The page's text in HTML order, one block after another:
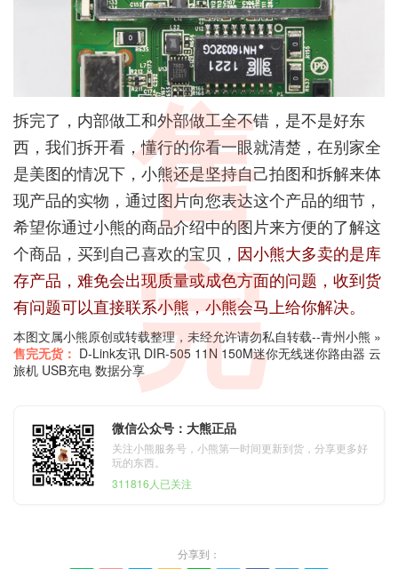
拆完了，内部做工和外部做工全不错，是不是好东
西，我们拆开看，懂行的你看一眼就清楚，在别家全
是美图的情况下，小熊还是坚持自己拍图和拆解来体
现产品的实物，通过图片向您表达这个产品的细节，
希望你通过小熊的商品介绍中的图片来方便的了解这
个商品，买到自己喜欢的宝贝， 因小熊大多卖的是库
存产品，难免会出现质量或成色方面的问题，收到货
有问题可以直接联系小熊，小熊会马上给你解决。
本图文属小熊原创或转载整理，未经允许请勿私自转载--青州小熊 »
售完无货： D-Link友讯 DIR-505 11N 150M迷你无线迷你路由器 云
旅机 USB充电 数据分享
微信公众号：大熊正品
关注小熊服务号，小熊第一时间更新到货，分享更多好
玩的东西。
311816人已关注
分享到：
售
完